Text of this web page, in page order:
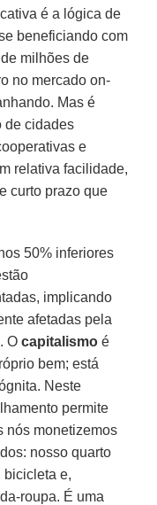
é a lógica de
beneficiando com
milhões de
no mercado on-
Mas é
de cidades
e
relativa facilidade,
curto prazo que
50% inferiores
implicando
afetadas pela
Ocapitalismo é
bem; está
Neste
permite
nós monetizemos
nosso quarto
bicicleta e,
roupa. É uma